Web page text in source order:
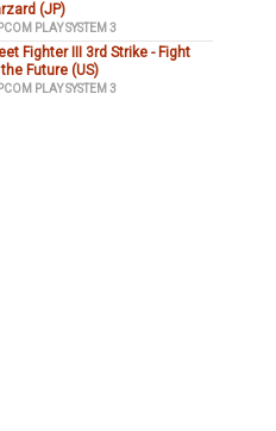
(JP)
PLAY SYSTEM 3
Fighter III 3rd Strike - Fight
Future (US)
PLAY SYSTEM 3